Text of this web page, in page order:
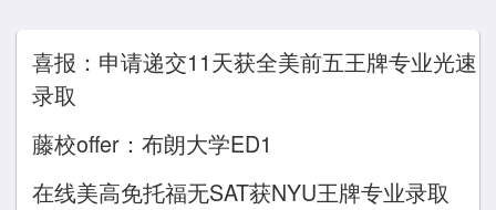
喜报：申请递交11天获全美前五王牌专业光速
录取
藤校offer：布朗大学ED1
在线美高免托福无SAT获NYU王牌专业录取